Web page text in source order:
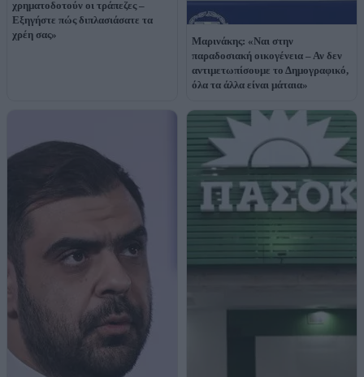
χρηματοδοτούν οι τράπεζες –
Εξηγήστε πώς διπλασιάσατε τα
χρέη σας»
Μαρινάκης: «Ναι στην
παραδοσιακή οικογένεια – Αν δεν
αντιμετωπίσουμε το Δημογραφικό,
όλα τα άλλα είναι μάταια»